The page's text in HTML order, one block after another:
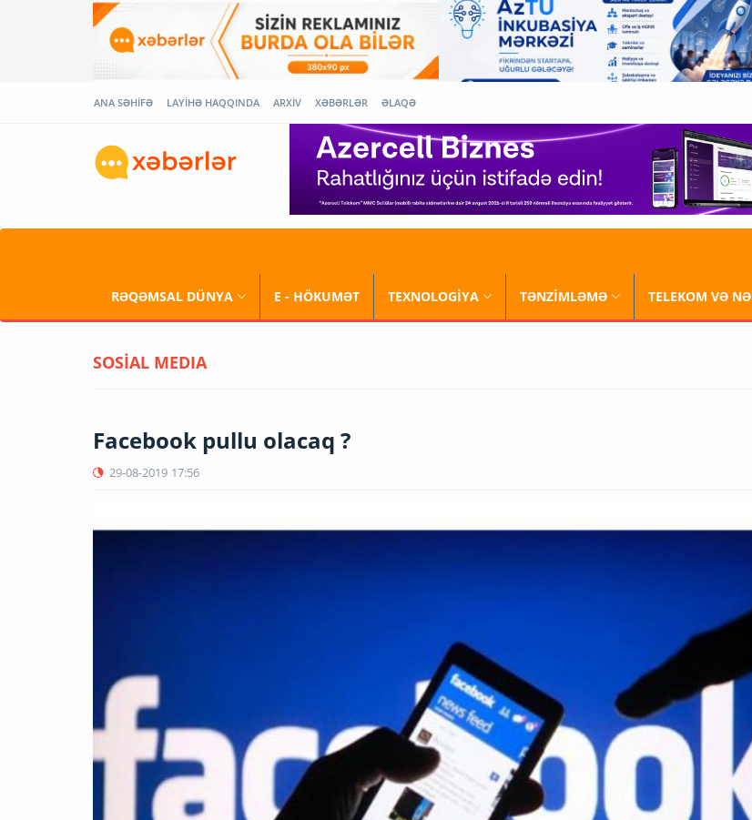
ANA SƏHİFƏ LAYİHƏ HAQQINDA ARXİV XƏBƏRLƏR ƏLAQƏ
RƏQƏMSAL DÜNYA E - HÖKUMƏT TEXNOLOGİYA TƏNZİMLƏMƏ TELEKOM VƏ
SOSİAL MEDIA
Facebook pullu olacaq ?
29-08-2019 17:56